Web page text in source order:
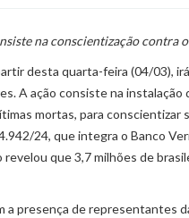
na conscientização contra
desta quarta-feira (04/03),
A ação consiste na instalação
mortas, para conscientizar
24, que integra o Banco
que 3,7 milhões de
presença de representantes